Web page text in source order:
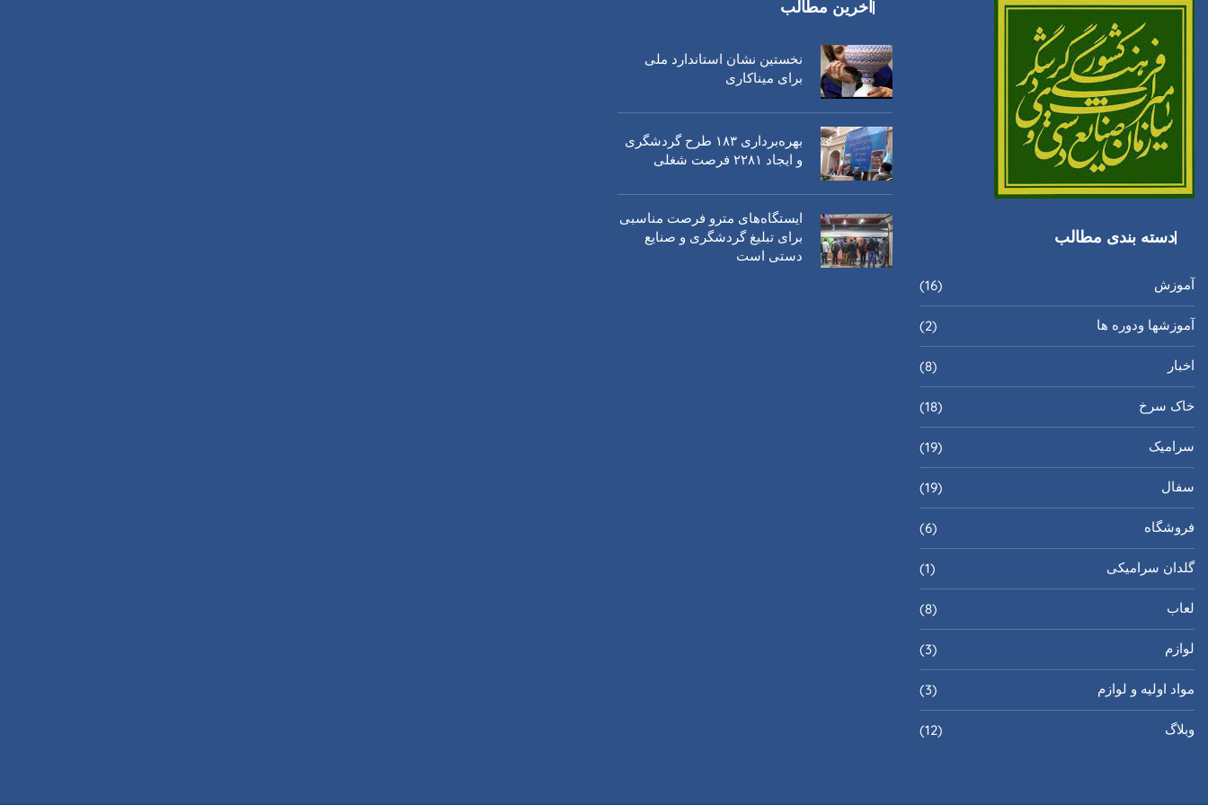
دسته بندی مطالب
آموزش (16)
آموزشها ودوره ها (2)
اخبار (8)
خاک سرخ (18)
سرامیک (19)
سفال (19)
فروشگاه (6)
گلدان سرامیکی (1)
لعاب (8)
لوازم (3)
مواد اولیه و لوازم (3)
وبلاگ (12)
اخرین مطالب
نخستین نشان استاندارد ملی
برای میناکاری
بهره‌برداری ١٨٣ طرح گردشگری
و ایجاد ٢٢٨١ فرصت شغلی
ایستگاه‌های مترو فرصت مناسبی
برای تبلیغ گردشگری و صنایع
دستی است